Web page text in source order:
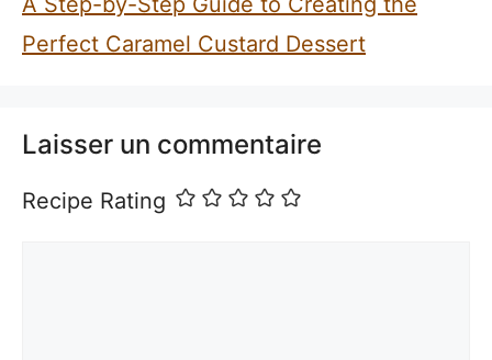
Perfect Caramel Custard Dessert
Laisser un commentaire
Recipe Rating